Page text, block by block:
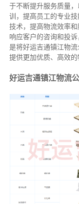
于不断提升服务质量
训，提高员工的专业
技术，提高物流效率
响应客户的咨询和投
是将好运吉通镇江物
提供更加优质、高效的
好运吉通镇江物流